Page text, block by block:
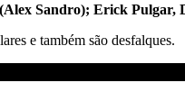
Sandro); Erick
e também são desfalques.